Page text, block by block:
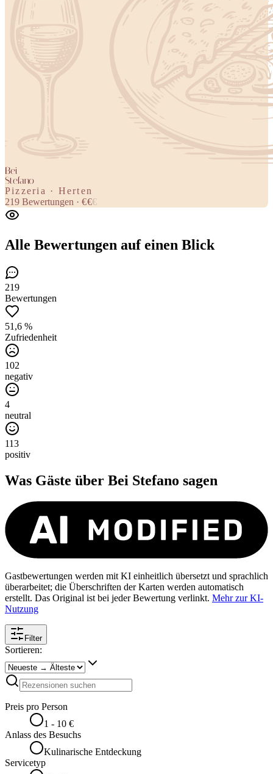
Bei
Stefano
Pizzeria · Herten
219 Bewertungen · €€€
Alle Bewertungen auf einen Blick
219
Bewertungen
51,6 %
Zufriedenheit
102
negativ
4
neutral
113
positiv
Was Gäste über Bei Stefano sagen
Gastbewertungen werden mit KI einheitlich übersetzt und sprachlich
überarbeitet; die Überschriften der Karten werden automatisch
erstellt. Das Original ist bei jeder Bewertung verlinkt. Mehr zur KI-
Nutzung
Filter
Sortieren:
Preis pro Person
1 - 10 €
Anlass des Besuchs
Kulinarische Entdeckung
Servicetyp